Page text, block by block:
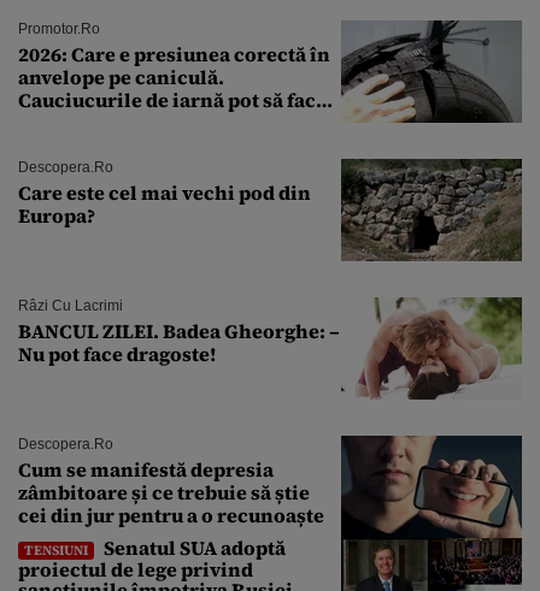
Promotor.ro
2026: Care e presiunea corectă în
anvelope pe caniculă.
Cauciucurile de iarnă pot să facă
Descopera.ro
Care este cel mai vechi pod din
Europa?
Râzi Cu Lacrimi
BANCUL ZILEI. Badea Gheorghe: –
Nu pot face dragoste!
Descopera.ro
Cum se manifestă depresia
zâmbitoare și ce trebuie să știe
cei din jur pentru a o recunoaște
TENSIUNI
Senatul SUA adoptă
proiectul de lege privind